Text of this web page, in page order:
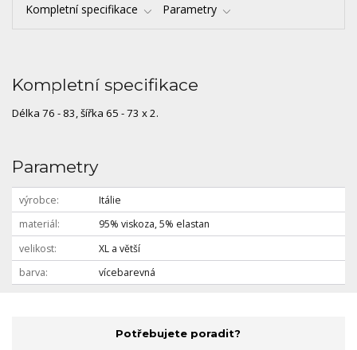
Kompletní specifikace Parametry
Kompletní specifikace
Délka 76 - 83, šířka 65 - 73 x 2.
Parametry
výrobce
Itálie
materiál
95% viskoza, 5% elastan
velikost
XL a větší
barva
vícebarevná
Potřebujete poradit?